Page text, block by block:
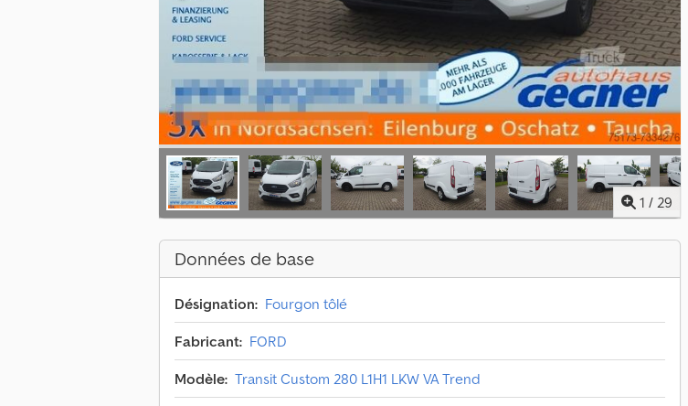
1 / 29
Données de base
Désignation: Fourgon tôlé
Fabricant: FORD
Modèle: Transit Custom 280 L1H1 LKW VA Trend